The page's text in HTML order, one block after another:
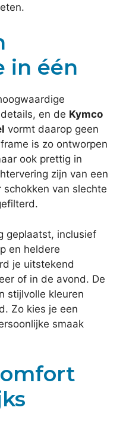
in één
en de Kymco
vormt daarop geen
is zo ontworpen
ook prettig in
zijn van een
van slechte
geplaatst, inclusief
en heldere
je uitstekend
of in de avond. De
stijlvolle kleuren
Zo kies je een
smaak